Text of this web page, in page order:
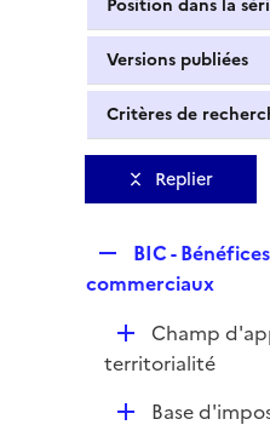
Position dans la
Versions publiées
Critères de
Replier
e
l
i
e
r
BIC -
commerciaux
D
é
Champ
territorialité
DBase